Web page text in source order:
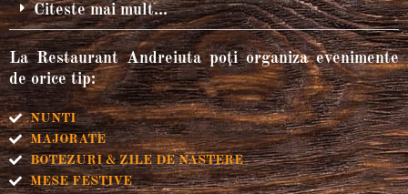
Citeste mai mult...
La Restaurant Andreiuta poți organiza evenimente
de orice tip:
NUNTI
MAJORATE
BOTEZURI & ZILE DE NASTERE
MESE FESTIVE